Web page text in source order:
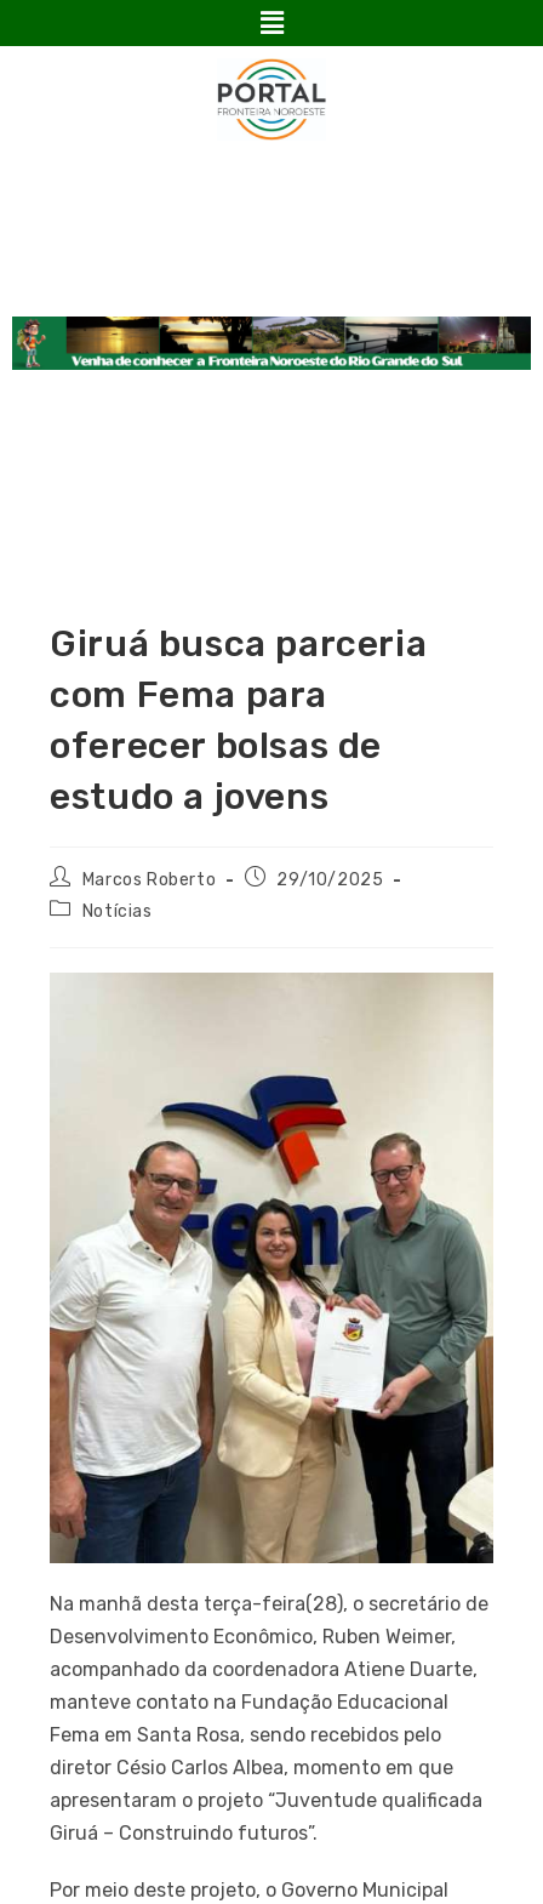
Giruá busca parceria
com Fema para
oferecer bolsas de
estudo a jovens
Marcos Roberto
29/10/2025
Notícias
Na manhã desta terça-feira(28), o secretário de
Desenvolvimento Econômico, Ruben Weimer,
acompanhado da coordenadora Atiene Duarte,
manteve contato na Fundação Educacional
Fema em Santa Rosa, sendo recebidos pelo
diretor Césio Carlos Albea, momento em que
apresentaram o projeto “Juventude qualificada
Giruá – Construindo futuros”.
Por meio deste projeto, o Governo Municipal